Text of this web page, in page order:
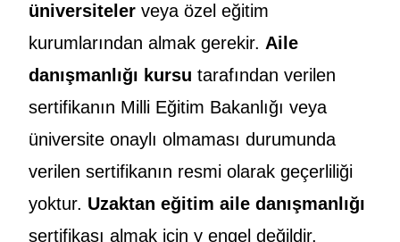
üniversiteler veya özel eğitim
kurumlarından almak gerekir. Aile
danışmanlığı kursu tarafından verilen
sertifikanın Milli Eğitim Bakanlığı veya
üniversite onaylı olmaması durumunda
verilen sertifikanın resmi olarak geçerliliği
yoktur. Uzaktan eğitim aile danışmanlığı
sertifikası almak için y engel değildir.